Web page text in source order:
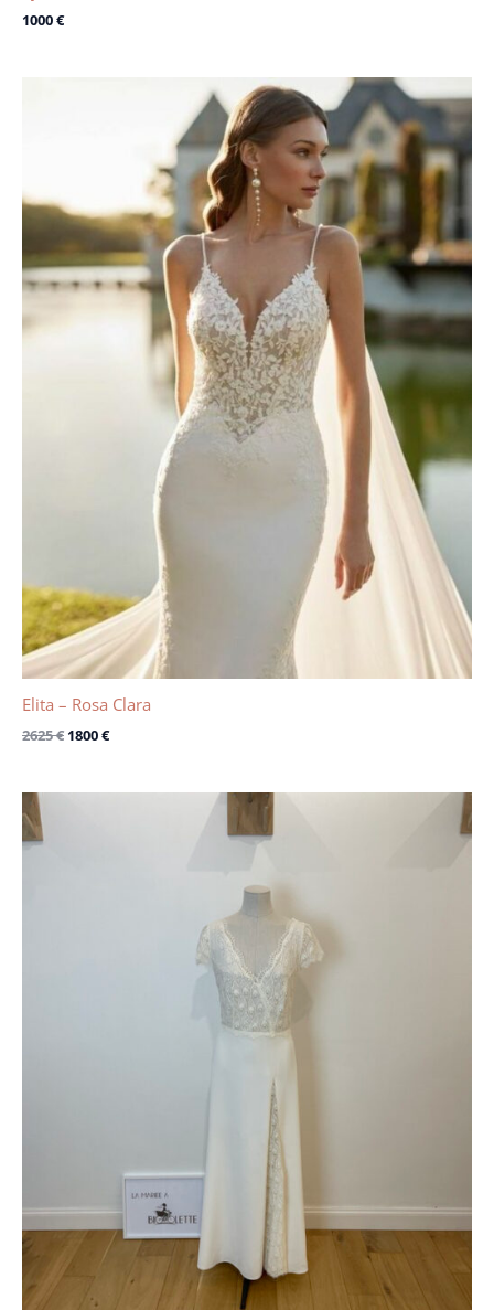
1000€
Elita – Rosa Clara
2625€ 1800€
1800 €.